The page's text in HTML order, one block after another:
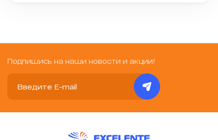
Подпишись на наши новости и акции!